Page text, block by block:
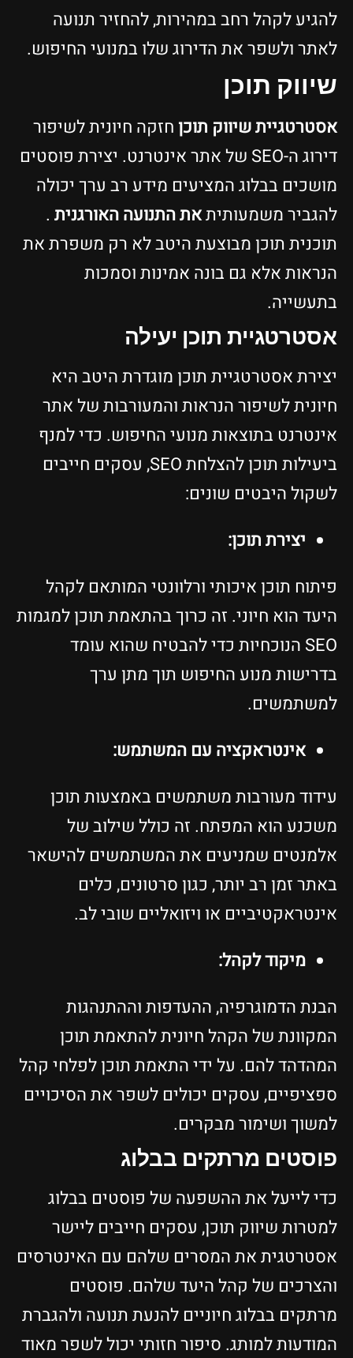
להגיע לקהל רחב במהירות, להחזיר תנועה
לאתר ולשפר את הדירוג שלו במנועי החיפוש.
שיווק תוכן
אסטרטגיית שיווק תוכן חזקה חיונית לשיפור
דירוג ה-SEO של אתר אינטרנט. יצירת פוסטים
מושכים בבלוג המציעים מידע רב ערך יכולה
להגביר משמעותיתאת התנועה האורגנית .
תוכנית תוכן מבוצעת היטב לא רק משפרת את
הנראות אלא גם בונה אמינות וסמכות
בתעשייה.
אסטרטגיית תוכן יעילה
יצירת אסטרטגיית תוכן מוגדרת היטב היא
חיונית לשיפור הנראות והמעורבות של אתר
אינטרנט בתוצאות מנועי החיפוש. כדי למנף
ביעילות תוכן להצלחת SEO, עסקים חייבים
לשקול היבטים שונים:
יצירת תוכן:
פיתוח תוכן איכותי ורלוונטי המותאם לקהל
היעד הוא חיוני. זה כרוך בהתאמת תוכן למגמות
SEO הנוכחיות כדי להבטיח שהוא עומד
בדרישות מנוע החיפוש תוך מתן ערך
למשתמשים.
אינטראקציה עם המשתמש:
עידוד מעורבות משתמשים באמצעות תוכן
משכנע הוא המפתח. זה כולל שילוב של
אלמנטים שמניעים את המשתמשים להישאר
באתר זמן רב יותר, כגון סרטונים, כלים
אינטראקטיביים או ויזואליים שובי לב.
מיקוד לקהל:
הבנת הדמוגרפיה, ההעדפות וההתנהגות
המקוונת של הקהל חיונית להתאמת תוכן
המהדהד להם. על ידי התאמת תוכן לפלחי קהל
ספציפיים, עסקים יכולים לשפר את הסיכויים
למשוך ושימור מבקרים.
פוסטים מרתקים בבלוג
כדי לייעל את ההשפעה של פוסטים בבלוג
למטרות שיווק תוכן, עסקים חייבים ליישר
אסטרטגית את המסרים שלהם עם האינטרסים
והצרכים של קהל היעד שלהם. פוסטים
מרתקים בבלוג חיוניים להנעת תנועה ולהגברת
המודעות למותג. סיפור חזותי יכול לשפר מאוד